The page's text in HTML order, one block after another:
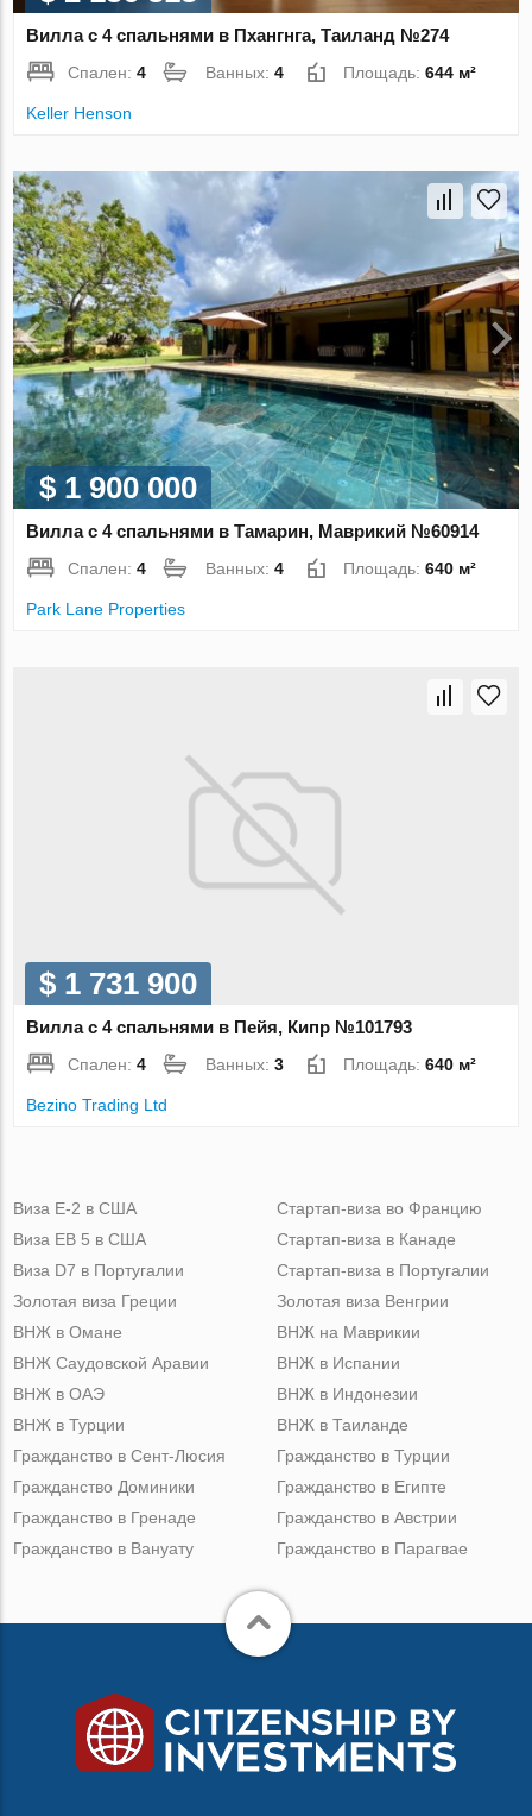
Вилла с 4 спальнями в Пхангнга, Таиланд №274
Спален:4 Ванных:4 Площадь:644 м²
Keller Henson
$ 1 900 000
Вилла с 4 спальнями в Тамарин, Маврикий №60914
Спален:4 Ванных:4 Площадь:640 м²
Park Lane Properties
$ 1 731 900
Вилла с 4 спальнями в Пейя, Кипр №101793
Спален:4 Ванных:3 Площадь:640 м²
Bezino Trading Ltd
Виза Е-2 в США
Виза ЕВ 5 в США
Виза D7 в Португалии
Золотая виза Греции
Стартап-виза во Францию
Стартап-виза в Канаде
Стартап-виза в Португалии
Золотая виза Венгрии
ВНЖ в Омане
ВНЖ Саудовской Аравии
ВНЖ в ОАЭ
ВНЖ в Турции
ВНЖ на Маврикии
ВНЖ в Испании
ВНЖ в Индонезии
ВНЖ в Таиланде
Гражданство в Сент-Люсия
Гражданство Доминики
Гражданство в Гренаде
Гражданство в Вануату
Гражданство в Турции
Гражданство в Египте
Гражданство в Австрии
Гражданство в Парагвае